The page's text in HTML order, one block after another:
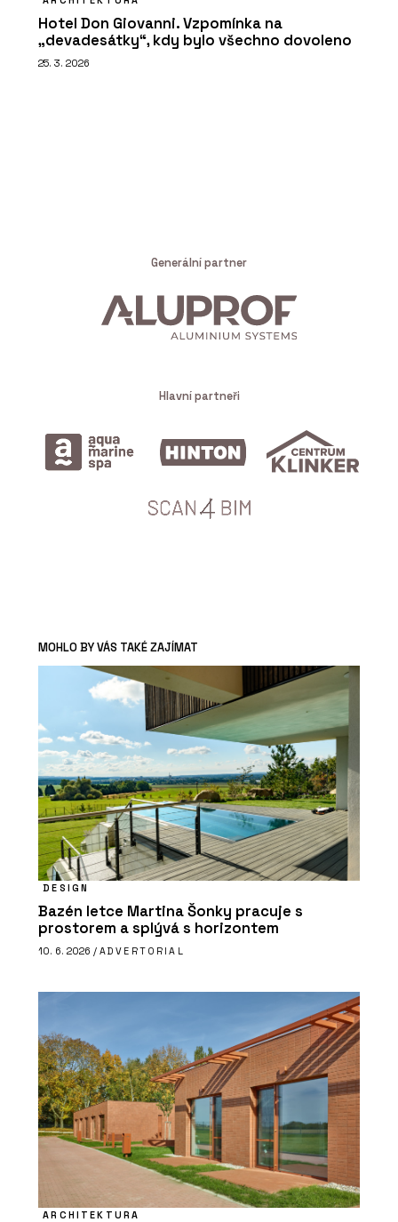
Hotel Don Giovanni. Vzpomínka na
„devadesátky“, kdy bylo všechno dovoleno
25. 3. 2026
Generální partner
Hlavní partneři
MOHLO BY VÁS TAKÉ ZAJÍMAT
DESIGN
Bazén letce Martina Šonky pracuje s
prostorem a splývá s horizontem
10. 6. 2026 / ADVERTORIAL
ARCHITEKTURA